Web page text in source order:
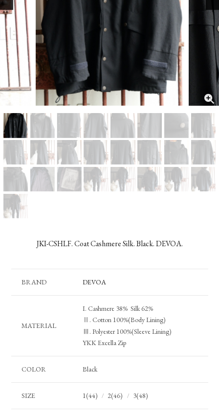
JKI-CSHLF. Coat Cashmere Silk. Black. DEVOA.
BRAND DEVOA
MATERIAL
I. Cashmere 38% Silk 62%
Ⅱ. Cotton 100%(Body Lining)
Ⅲ. Polyester 100%(Sleeve Lining)
YKK Excella Zip
COLOR Black
SIZE 1(44) / 2(46) / 3(48)